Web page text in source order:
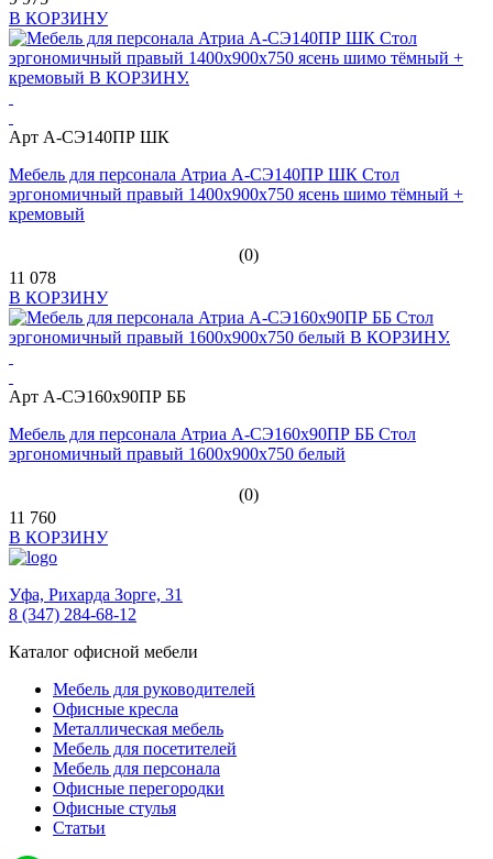
В КОРЗИНУ
Арт А-СЭ140ПР ШК
Мебель для персонала Атриа А-СЭ140ПР ШК Стол
эргономичный правый 1400х900х750 ясень шимо тёмный +
кремовый
(0)
11 078
В КОРЗИНУ
Арт А-СЭ160х90ПР ББ
Мебель для персонала Атриа А-СЭ160х90ПР ББ Стол
эргономичный правый 1600х900х750 белый
(0)
11 760
В КОРЗИНУ
Уфа, Рихарда Зорге, 31
8 (347) 284-68-12
Каталог офисной мебели
Мебель для руководителей
Офисные кресла
Металлическая мебель
Мебель для посетителей
Мебель для персонала
Офисные перегородки
Офисные стулья
Статьи